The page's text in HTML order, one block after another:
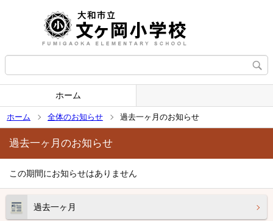
ホーム
ホーム 全体のお知らせ 過去一ヶ月のお知らせ
過去一ヶ月
過去一ヶ月のお知らせ
この期間にお知らせはありません